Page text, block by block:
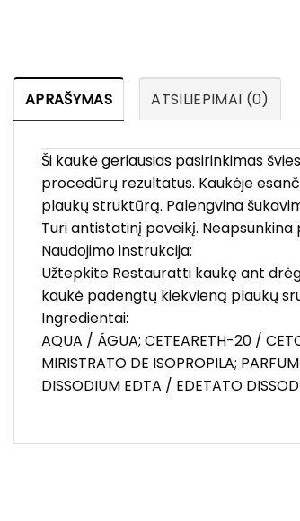
APRAŠYMAS ATSILIEPIMAI (0)
Ši kaukė geriausias pasirinkimas
procedūrų rezultatus. Kaukėje
plaukų struktūrą. Palengvina
Turi antistatinį poveikį. Neapsunkina
Naudojimo instrukcija:
Užtepkite Restauratti kaukę ant
kaukė padengtų kiekvieną plaukų
Ingredientai:
AQUA / ÁGUA; CETEARETH-20 /
MIRISTRATO DE ISOPROPILA;
DISSODIUM EDTA / EDETATO